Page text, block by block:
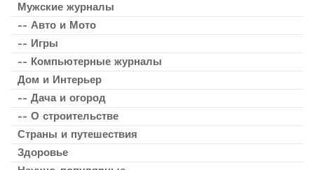
Мужские журналы
-- Авто и Мото
-- Игры
-- Компьютерные журналы
Дом и Интерьер
-- Дача и огород
-- О строительстве
Страны и путешествия
Здоровье